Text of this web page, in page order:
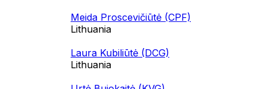
Meida Proscevičiūtė (CPF)
Lithuania
Laura Kubiliūtė (DCG)
Lithuania